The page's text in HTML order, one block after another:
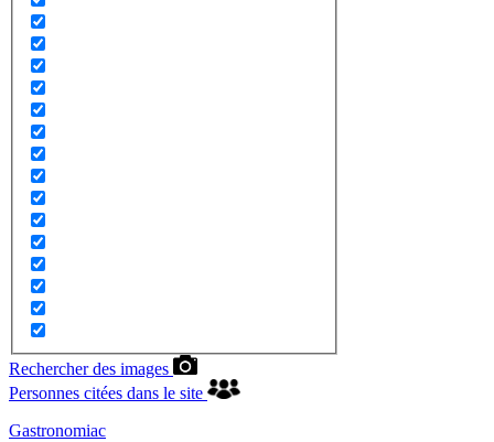
Rechercher des images
Personnes citées dans le site
Gastronomiac